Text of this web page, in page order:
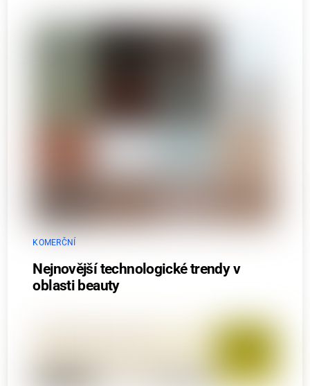
KOMERČNÍ
Nejnovější technologické trendy v
oblasti beauty